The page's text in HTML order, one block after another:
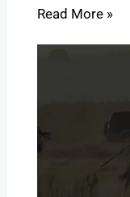
Read More »